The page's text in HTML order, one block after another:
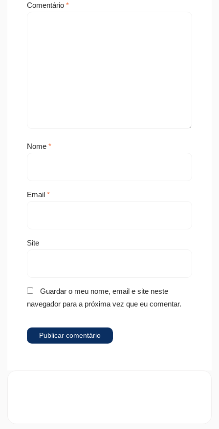
Comentário *
Nome *
Email *
Site
Guardar o meu nome, email e site neste
navegador para a próxima vez que eu comentar.